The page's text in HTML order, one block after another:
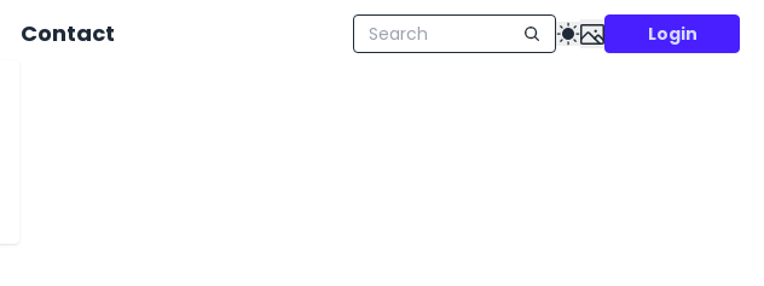
Contact Login